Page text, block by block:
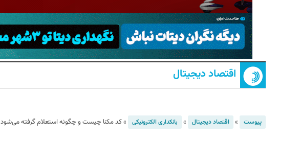
اقتصاد دیجیتال
پیوست » اقتصاد دیجیتال » بانکداری الکترونیکی »کد مکنا چیست و چگونه استعلام گرفته می‌شود